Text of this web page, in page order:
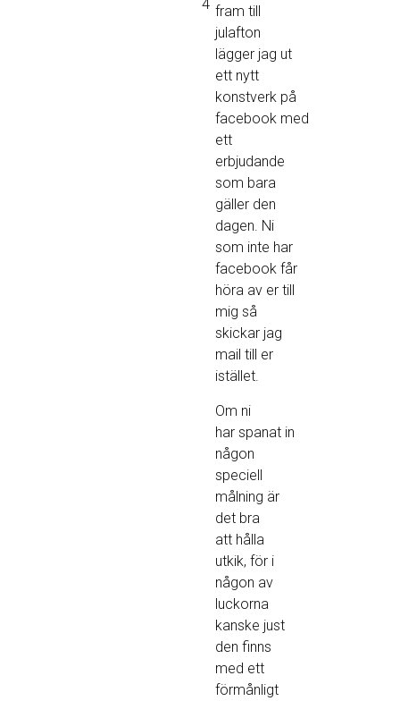
4 fram till
julafton
lägger jag ut
ett nytt
konstverk på
facebook med
ett
erbjudande
som bara
gäller den
dagen. Ni
som inte har
facebook får
höra av er till
mig så
skickar jag
mail till er
istället.
Om ni
har spanat in
någon
speciell
målning är
det bra
att hålla
utkik, för i
någon av
luckorna
kanske just
den finns
med ett
förmånligt